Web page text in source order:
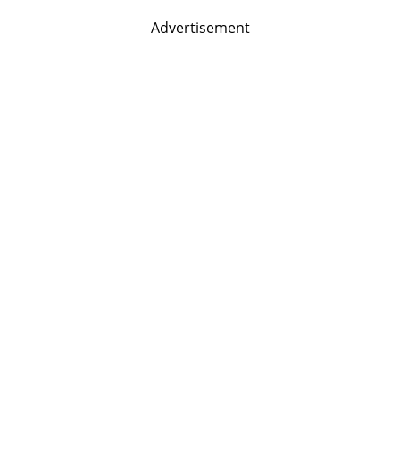
Advertisement